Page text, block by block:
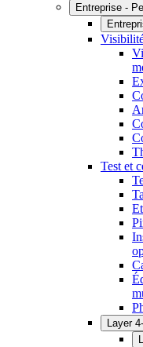
Entreprise -
Test et
Layer